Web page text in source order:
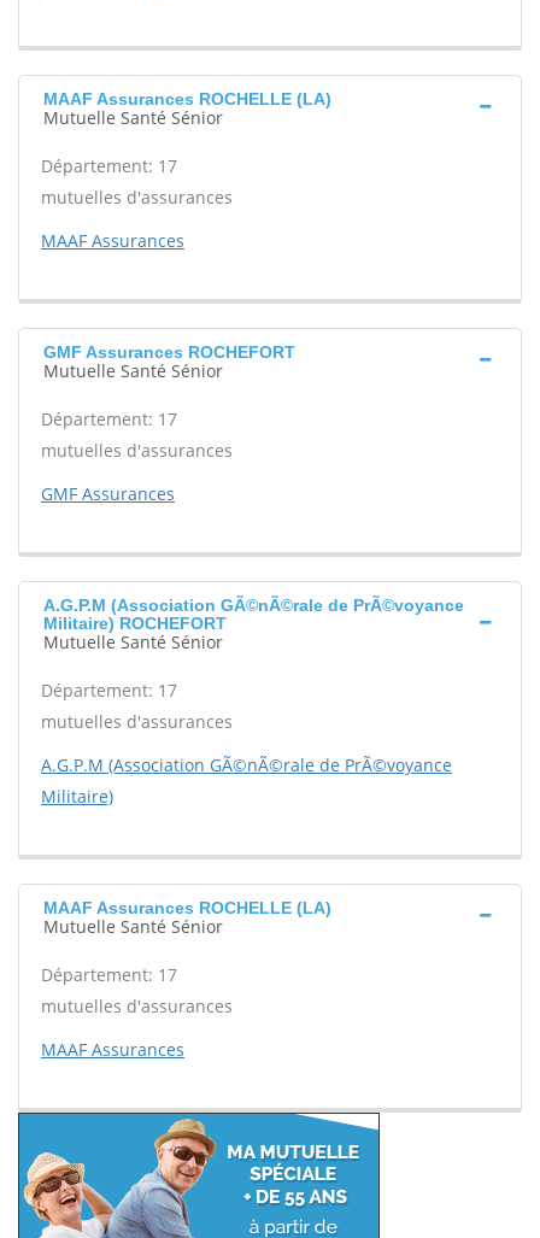
MAAF Assurances ROCHELLE (LA)
Mutuelle Santé Sénior
Département: 17
mutuelles d'assurances
MAAF Assurances
GMF Assurances ROCHEFORT
Mutuelle Santé Sénior
Département: 17
mutuelles d'assurances
GMF Assurances
A.G.P.M (Association GÃ©nÃ©rale de PrÃ©voyance
Militaire) ROCHEFORT
Mutuelle Santé Sénior
Département: 17
mutuelles d'assurances
A.G.P.M (Association GÃ©nÃ©rale de PrÃ©voyance
Militaire)
MAAF Assurances ROCHELLE (LA)
Mutuelle Santé Sénior
Département: 17
mutuelles d'assurances
MAAF Assurances